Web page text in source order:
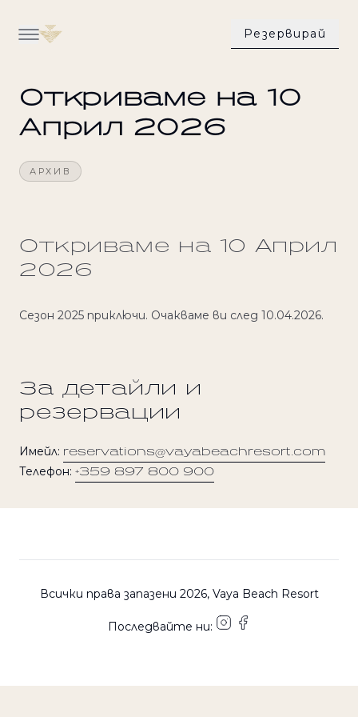
Резервирай
Кухня
Свържете се с нас
Назад към всички преживявания
Откриваме на 10
Април 2026
АРХИВ
Откриваме на 10 Април
2026
Сезон 2025 приключи. Очакваме ви след 10.04.2026.
За детайли и
резервации
Имейл: reservations@vayabeachresort.com
Телефон: +359 897 800 900
Всички права запазени 2026, Vaya Beach Resort
Последвайте ни: